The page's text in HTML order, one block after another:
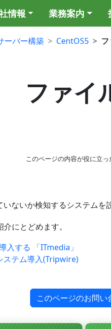
情報 業務案内
ーバー構築 CentOS5
ファイ
このページの内容が役に立っ
ないか検知するシステムを
にとどめます。
入する 「ITmedia」
ステム導入(Tripwire)
このページのお問い